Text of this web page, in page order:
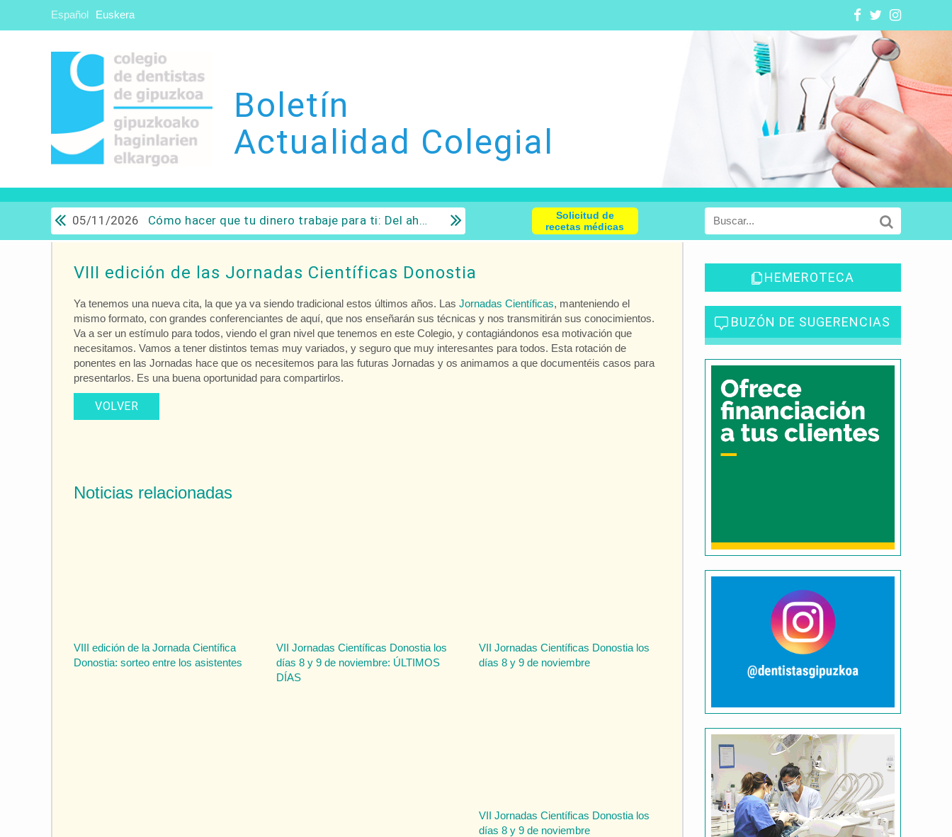
Español Euskera
Boletín
Actualidad Colegial
05/11/2026 Cómo hacer que tu dinero trabaje para ti: Del ahorro a la inversión con sentido común.
Solicitud de
recetas médicas
VIII edición de las Jornadas Científicas Donostia
Ya tenemos una nueva cita, la que ya va siendo tradicional estos últimos años. Las Jornadas Científicas, manteniendo el
mismo formato, con grandes conferenciantes de aquí, que nos enseñarán sus técnicas y nos transmitirán sus conocimientos.
Va a ser un estímulo para todos, viendo el gran nivel que tenemos en este Colegio, y contagiándonos esa motivación que
necesitamos. Vamos a tener distintos temas muy variados, y seguro que muy interesantes para todos. Esta rotación de
ponentes en las Jornadas hace que os necesitemos para las futuras Jornadas y os animamos a que documentéis casos para
presentarlos. Es una buena oportunidad para compartirlos.
VOLVER
Noticias relacionadas
VIII edición de la Jornada Científica
Donostia: sorteo entre los asistentes
VII Jornadas Científicas Donostia los
días 8 y 9 de noviembre: ÚLTIMOS
DÍAS
VII Jornadas Científicas Donostia los
días 8 y 9 de noviembre
VII Jornadas Científicas Donostia los
días 8 y 9 de noviembre
HEMEROTECA
BUZÓN DE SUGERENCIAS